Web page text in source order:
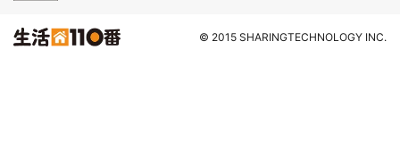
© 2015 SHARINGTECHNOLOGY INC.